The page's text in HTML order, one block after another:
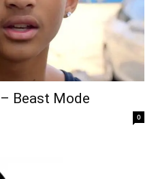
Beast Mode
0